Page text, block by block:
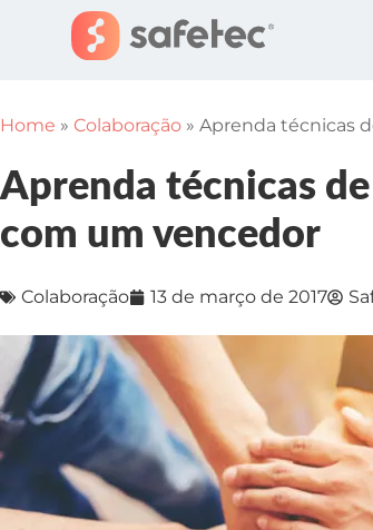
Home » Colaboração » Aprenda técnicas
Aprenda técnicas
com um vencedor
Colaboração 13 de março de 2017